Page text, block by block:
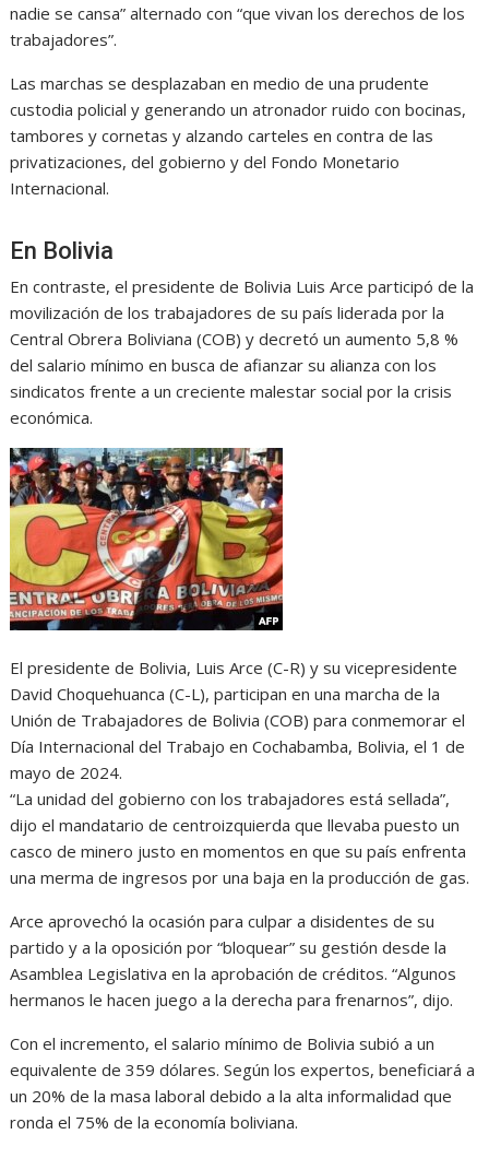
nadie se cansa” alternado con “que vivan los derechos de los
trabajadores”.
Las marchas se desplazaban en medio de una prudente
custodia policial y generando un atronador ruido con bocinas,
tambores y cornetas y alzando carteles en contra de las
privatizaciones, del gobierno y del Fondo Monetario
Internacional.
En Bolivia
En contraste, el presidente de Bolivia Luis Arce participó de la
movilización de los trabajadores de su país liderada por la
Central Obrera Boliviana (COB) y decretó un aumento 5,8 %
del salario mínimo en busca de afianzar su alianza con los
sindicatos frente a un creciente malestar social por la crisis
económica.
El presidente de Bolivia, Luis Arce (C-R) y su vicepresidente
David Choquehuanca (C-L), participan en una marcha de la
Unión de Trabajadores de Bolivia (COB) para conmemorar el
Día Internacional del Trabajo en Cochabamba, Bolivia, el 1 de
mayo de 2024.
“La unidad del gobierno con los trabajadores está sellada”,
dijo el mandatario de centroizquierda que llevaba puesto un
casco de minero justo en momentos en que su país enfrenta
una merma de ingresos por una baja en la producción de gas.
Arce aprovechó la ocasión para culpar a disidentes de su
partido y a la oposición por “bloquear” su gestión desde la
Asamblea Legislativa en la aprobación de créditos. “Algunos
hermanos le hacen juego a la derecha para frenarnos”, dijo.
Con el incremento, el salario mínimo de Bolivia subió a un
equivalente de 359 dólares. Según los expertos, beneficiará a
un 20% de la masa laboral debido a la alta informalidad que
ronda el 75% de la economía boliviana.